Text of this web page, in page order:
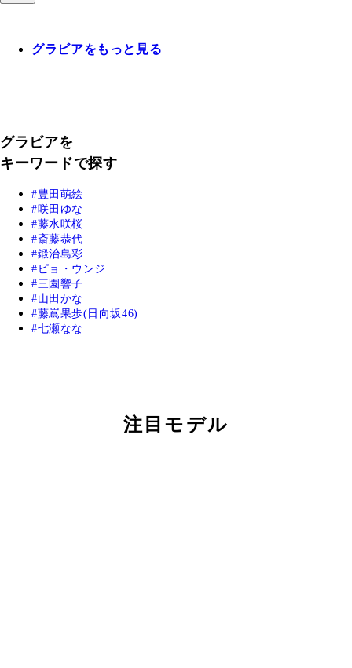
グラビアをもっと見る
グラビアを
キーワードで探す
豊田萌絵
咲田ゆな
藤水咲桜
斎藤恭代
鍛治島彩
ピョ・ウンジ
三園響子
山田かな
藤嶌果歩(日向坂46)
七瀬なな
注目モデル